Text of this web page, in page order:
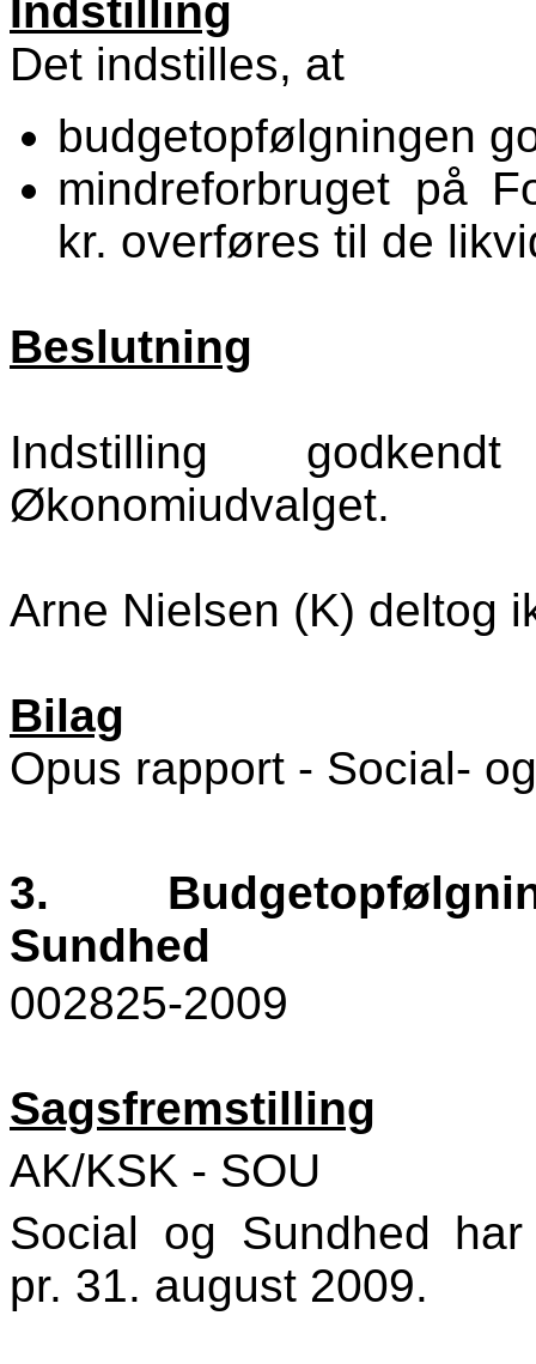
Indstilling
Det indstilles, at
budgetopfølgningen
mindreforbruget på
kr. overføres til de
Beslutning
Indstilling
Økonomiudvalget.
Arne Nielsen (K) deltog
Bilag
Opus rapport - Social-
3.
Sundhed
002825-2009
Sagsfremstilling
AK/KSK - SOU
Social og Sundhed
pr. 31. august 2009.